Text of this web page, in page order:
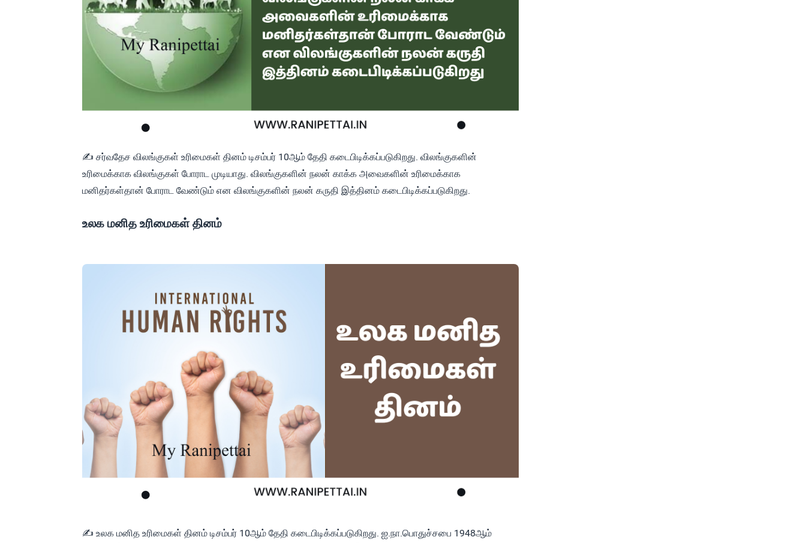
✍ சர்வதேச விலங்குகள் உரிமைகள் தினம் டிசம்பர் 10ஆம் தேதி கடைபிடிக்கப்படுகிறது. விலங்குகளின்
உரிமைக்காக விலங்குகள் போராட முடியாது. விலங்குகளின் நலன் காக்க அவைகளின் உரிமைக்காக
மனிதர்கள்தான் போராட வேண்டும் என விலங்குகளின் நலன் கருதி இத்தினம் கடைபிடிக்கப்படுகிறது.
உலக மனித உரிமைகள் தினம்
✍ உலக மனித உரிமைகள் தினம் டிசம்பர் 10ஆம் தேதி கடைபிடிக்கப்படுகிறது. ஐ.நா.பொதுச்சபை 1948ஆம்